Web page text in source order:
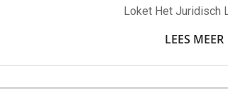
Loket Het Juridisch
LEES MEER